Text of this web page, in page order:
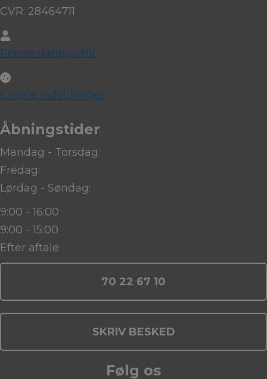
CVR: 28464711
Persondatapolitik
Cookie indstillinger
Åbningstider
Mandag - Torsdag:
Fredag:
Lørdag - Søndag:
9:00 - 16:00
9:00 - 15:00
Efter aftale
70 22 67 10
SKRIV BESKED
Følg os